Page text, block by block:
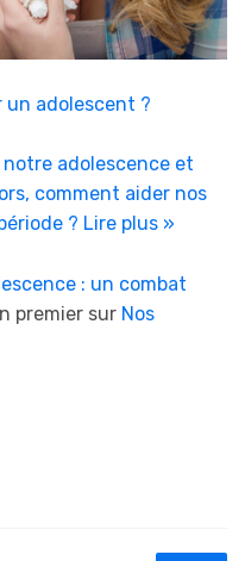
un adolescent ?
adolescence et
comment aider nos
? Lire plus »
: un combat
premier sur Nos